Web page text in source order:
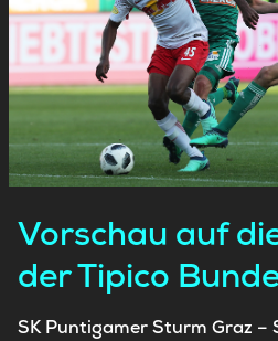
Vorschau auf
der Tipico
SK Puntigamer Sturm Graz –